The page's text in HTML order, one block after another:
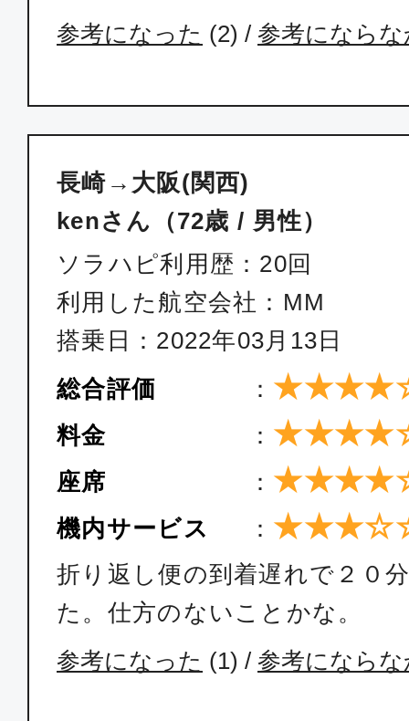
参考になった (2) / 参考になら
長崎→大阪(関西)
kenさん（72歳 / 男性）
ソラハピ利用歴：20回
利用した航空会社：MM
搭乗日：2022年03月13日
総合評価
：
料金 ：
座席 ：
機内サービス ：
折り返し便の到着遅れで２０
た。仕方のないことかな。
参考になった (1) / 参考になら